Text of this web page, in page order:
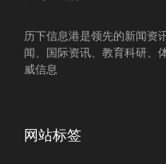
历下信息港是领先的新闻资
闻、国际资讯、教育科研、
威信息
网站标签